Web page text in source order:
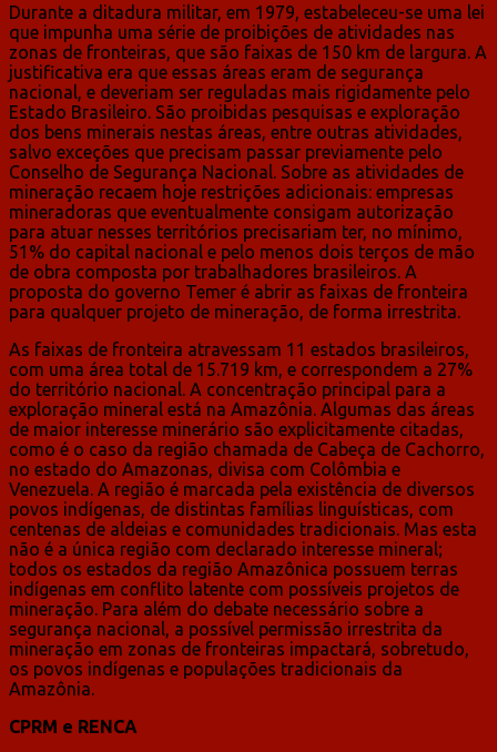
Durante a ditadura militar, em 1979, estabeleceu-se uma lei
que impunha uma série de proibições de atividades nas
zonas de fronteiras, que são faixas de 150 km de largura. A
justificativa era que essas áreas eram de segurança
nacional, e deveriam ser reguladas mais rigidamente pelo
Estado Brasileiro. São proibidas pesquisas e exploração
dos bens minerais nestas áreas, entre outras atividades,
salvo exceções que precisam passar previamente pelo
Conselho de Segurança Nacional. Sobre as atividades de
mineração recaem hoje restrições adicionais: empresas
mineradoras que eventualmente consigam autorização
para atuar nesses territórios precisariam ter, no mínimo,
51% do capital nacional e pelo menos dois terços de mão
de obra composta por trabalhadores brasileiros. A
proposta do governo Temer é abrir as faixas de fronteira
para qualquer projeto de mineração, de forma irrestrita.
As faixas de fronteira atravessam 11 estados brasileiros,
com uma área total de 15.719 km, e correspondem a 27%
do território nacional. A concentração principal para a
exploração mineral está na Amazônia. Algumas das áreas
de maior interesse minerário são explicitamente citadas,
como é o caso da região chamada de Cabeça de Cachorro,
no estado do Amazonas, divisa com Colômbia e
Venezuela. A região é marcada pela existência de diversos
povos indígenas, de distintas famílias linguísticas, com
centenas de aldeias e comunidades tradicionais. Mas esta
não é a única região com declarado interesse mineral;
todos os estados da região Amazônica possuem terras
indígenas em conflito latente com possíveis projetos de
mineração. Para além do debate necessário sobre a
segurança nacional, a possível permissão irrestrita da
mineração em zonas de fronteiras impactará, sobretudo,
os povos indígenas e populações tradicionais da
Amazônia.
CPRM e RENCA